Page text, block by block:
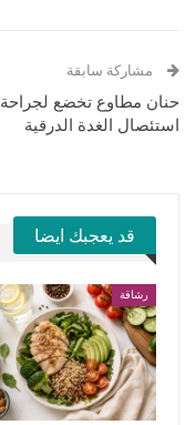
مشاركة سابقة
حنان مطاوع تخضع لجراحة
استئصال الغدة الدرقية
قد يعجبك ايضا
رشاقة